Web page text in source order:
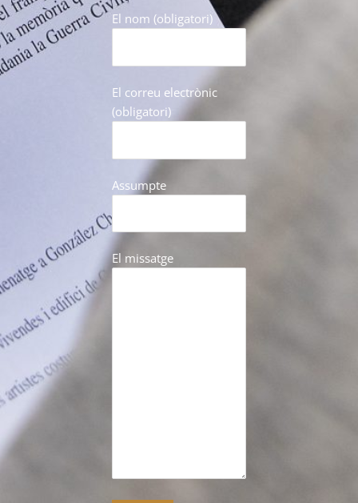
El nom (obligatori)
El correu electrònic
(obligatori)
Assumpte
El missatge